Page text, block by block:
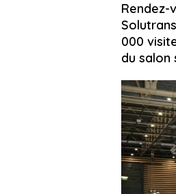
Rendez-
000
du salon